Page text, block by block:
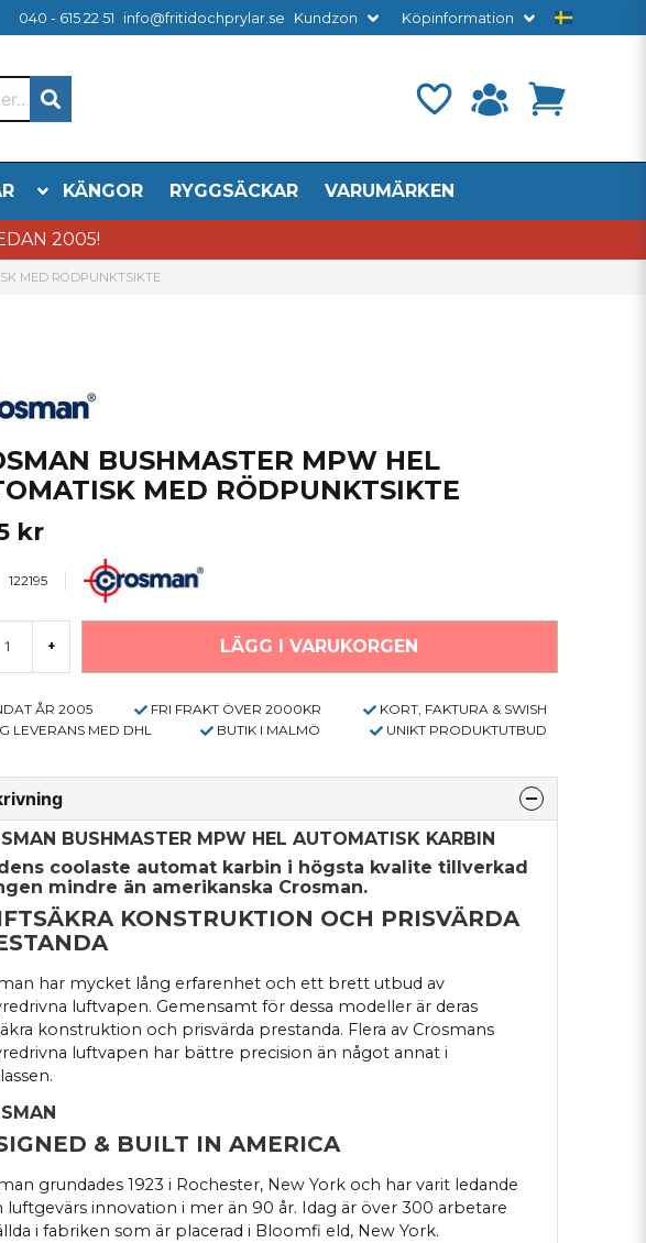
040 - 615 22 51 info@fritidochprylar.se Kundzon Köpinformation
KÄNGOR RYGGSÄCKAR VARUMÄRKEN
2005!
MED RÖDPUNKTSIKTE
BUSHMASTER MPW HEL
MED RÖDPUNKTSIKTE
kr
122195
+ LÄGG I VARUKORGEN
ÅR 2005 FRI FRAKT ÖVER 2000KR
KORT, FAKTURA & SWISH
LEVERANS MED DHL
BUTIK I MALMÖ UNIKT PRODUKTUTBUD
BUSHMASTER MPW HEL AUTOMATISK KARBIN
coolaste automat karbin i högsta kvalite tillverkad
mindre än amerikanska Crosman.
KONSTRUKTION OCH PRISVÄRDA
har mycket lång erfarenhet och ett brett utbud av
luftvapen. Gemensamt för dessa modeller är deras
konstruktion och prisvärda prestanda. Flera av Crosmans
luftvapen har bättre precision än något annat i
& BUILT IN AMERICA
grundades 1923 i Rochester, New York och har varit ledande
luftgevärs innovation i mer än 90 år. Idag är över 300 arbetare
i fabriken som är placerad i Bloomfi eld, New York.